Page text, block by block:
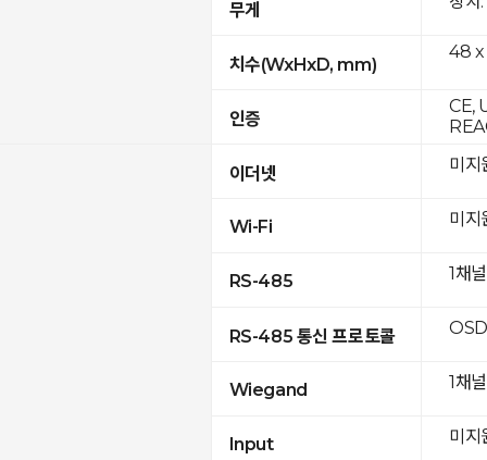
무게
치수(WxHxD, mm)
인증
이더넷
Wi-Fi
RS-485
RS-485 통신 프로토콜
Wiegand
Input
48 x
CE,
미지
미지
1채
1채널
미지